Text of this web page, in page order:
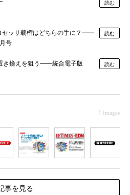
読む
セッサ覇権はどちらの手に？――
号
読む
き換えを狙う――統合電子版
読む
7 Images
事を見る